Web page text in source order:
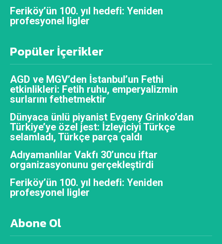
Feriköy’ün 100. yıl hedefi: Yeniden
profesyonel ligler
Popüler İçerikler
AGD ve MGV’den İstanbul’un Fethi
etkinlikleri: Fetih ruhu, emperyalizmin
surlarını fethetmektir
Dünyaca ünlü piyanist Evgeny Grinko’dan
Türkiye’ye özel jest: İzleyiciyi Türkçe
selamladı, Türkçe parça çaldı
Adıyamanlılar Vakfı 30’uncu iftar
organizasyonunu gerçekleştirdi
Feriköy’ün 100. yıl hedefi: Yeniden
profesyonel ligler
Abone Ol